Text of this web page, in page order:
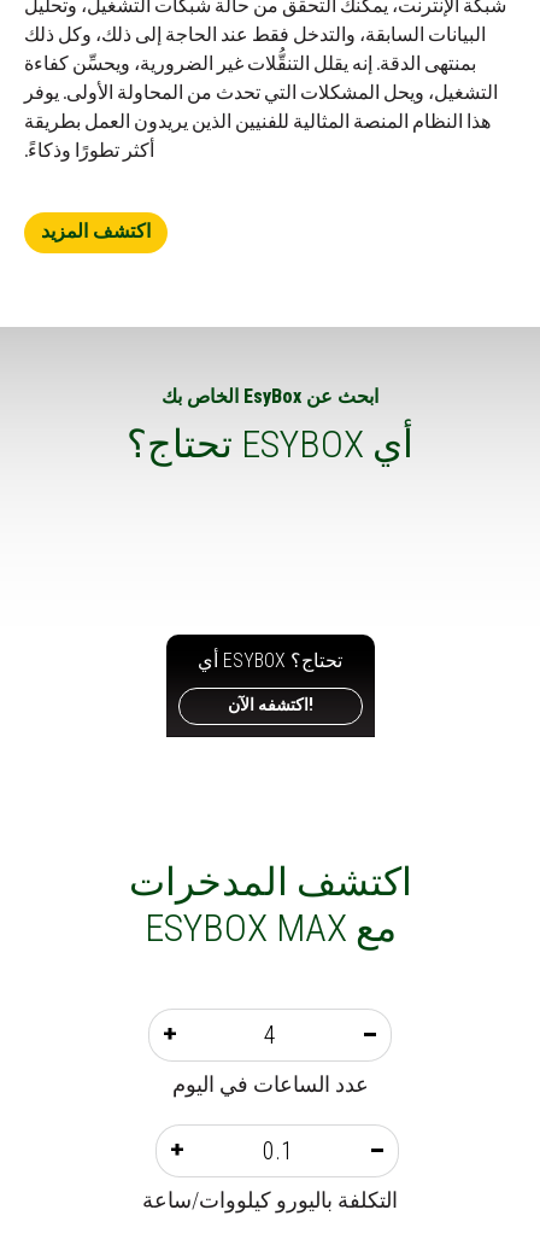
البيانات السابقة، والتدخل فقط عند الحاجة إلى ذلك، وكل ذلك
بمنتهى الدقة. إنه يقلل التنقُّلات غير الضرورية، ويحسِّن كفاءة
التشغيل، ويحل المشكلات التي تحدث من المحاولة الأولى. يوفر
هذا النظام المنصة المثالية للفنيين الذين يريدون العمل بطريقة
أكثر تطورًا وذكاءً.
اكتشف المزيد
ابحث عن EsyBox الخاص بك
أي ESYBOX تحتاج؟
أي ESYBOX تحتاج؟
اكتشفه الآن!
اكتشف المدخرات
مع ESYBOX MAX
عدد الساعات في اليوم
التكلفة باليورو كيلووات/ساعة